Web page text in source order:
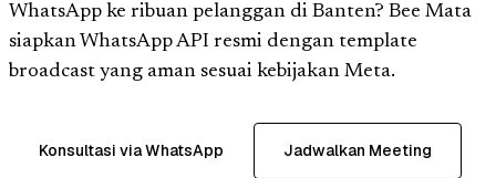
WhatsApp ke ribuan pelanggan di Banten? Bee Mata
siapkan WhatsApp API resmi dengan template
broadcast yang aman sesuai kebijakan Meta.
Konsultasi via WhatsApp Jadwalkan Meeting